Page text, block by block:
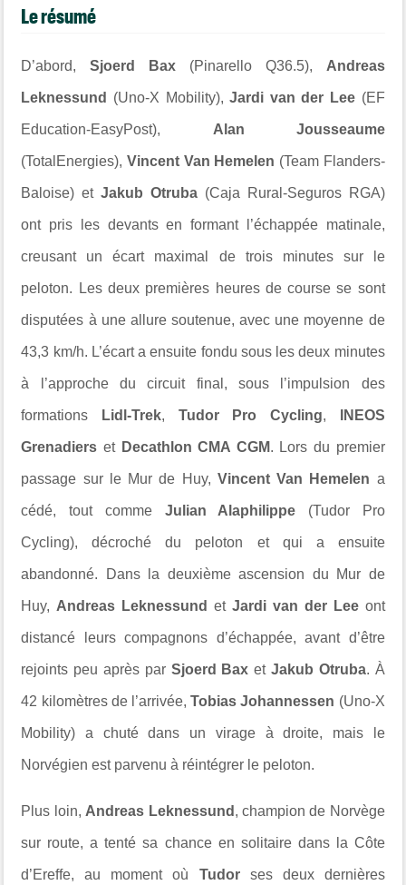
Le résumé
D’abord, Sjoerd Bax (Pinarello Q36.5), Andreas
Leknessund (Uno-X Mobility),Jardi van der Lee (EF
Education-EasyPost), Alan Jousseaume
(TotalEnergies),Vincent Van Hemelen (Team Flanders-
Baloise) etJakub Otruba (Caja Rural-Seguros RGA)
ont pris les devants en formant l’échappée matinale,
creusant un écart maximal de trois minutes sur le
peloton. Les deux premières heures de course se sont
disputées à une allure soutenue, avec une moyenne de
43,3 km/h. L’écart a ensuite fondu sous les deux minutes
à l’approche du circuit final, sous l’impulsion des
formations Lidl-Trek, Tudor Pro Cycling, INEOS
Grenadiers et Decathlon CMA CGM. Lors du premier
passage sur le Mur de Huy, Vincent Van Hemelen a
cédé, tout comme Julian Alaphilippe (Tudor Pro
Cycling), décroché du peloton et qui a ensuite
abandonné. Dans la deuxième ascension du Mur de
Huy, Andreas Leknessund etJardi van der Leeont
distancé leurs compagnons d’échappée, avant d’être
rejoints peu après par Sjoerd Bax et Jakub Otruba. À
42 kilomètres de l’arrivée, Tobias Johannessen (Uno-X
Mobility) a chuté dans un virage à droite, mais le
Norvégien est parvenu à réintégrer le peloton.
Plus loin, Andreas Leknessund , champion de Norvège
sur route, a tenté sa chance en solitaire dans la Côte
d’Ereffe, au moment où Tudorses deux dernières